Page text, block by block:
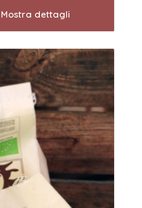
Mostra dettagli